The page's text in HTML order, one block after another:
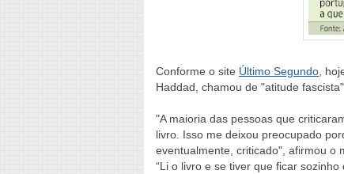
Conforme o site Último Segundo,
Haddad, chamou de "atitude
"A maioria das pessoas que
livro. Isso me deixou preocupado
eventualmente, criticado", afirmou o
“Li o livro e se tiver que ficar